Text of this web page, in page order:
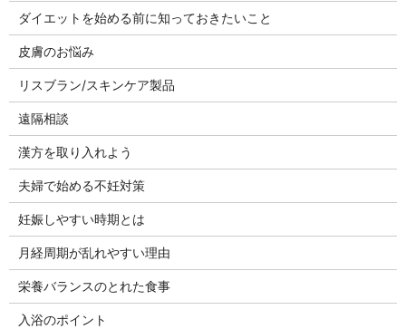
ダイエットを始める前に知っておきたいこと
皮膚のお悩み
リスブラン/スキンケア製品
遠隔相談
漢方を取り入れよう
夫婦で始める不妊対策
妊娠しやすい時期とは
月経周期が乱れやすい理由
栄養バランスのとれた食事
入浴のポイント